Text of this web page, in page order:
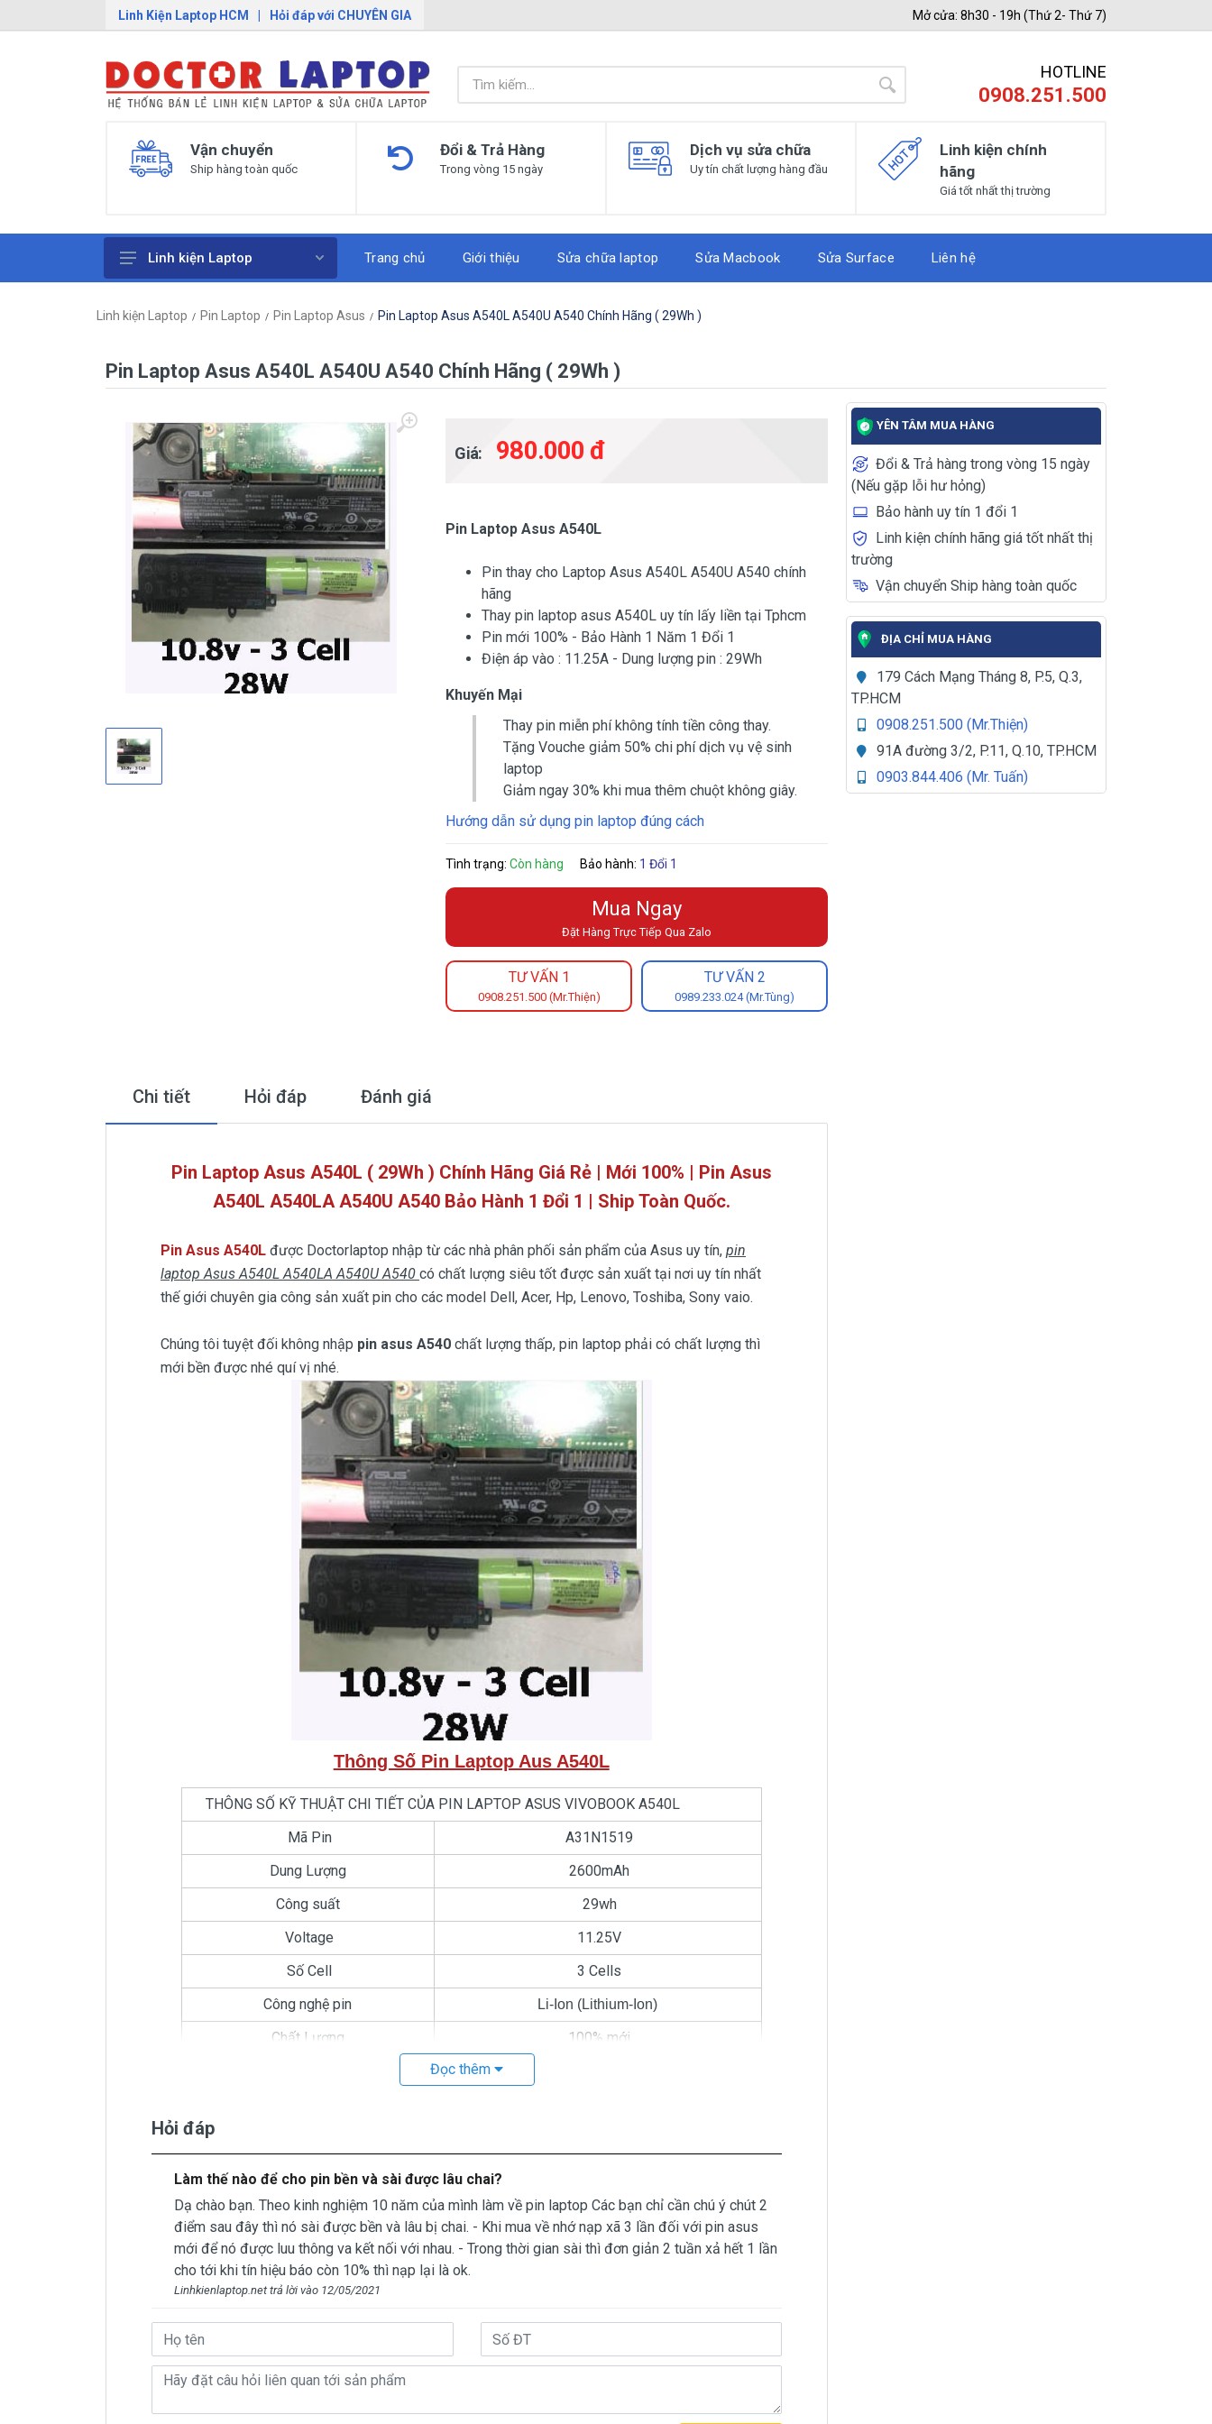
Linh Kiện Laptop HCM | Hỏi đáp với CHUYÊN GIA Mở cửa: 8h30 - 19h (Thứ 2- Thứ 7)
HOTLINE
0908.251.500
Vận chuyển
Ship hàng toàn quốc
Đổi & Trả Hàng
Trong vòng 15 ngày
Dịch vụ sửa chữa
Uy tín chất lượng hàng đầu
Linh kiện chính
hãng
Giá tốt nhất thị trường
Bàn Phím Laptop
Màn hình laptop
Ổ cứng SSD laptop
Ram Máy Tính
Dịch vụ thay pin Surface chính
hãng, uy tín tại tphcm
Thay sạc Surface Pro
Thay màn hình Surface Pro
Quạt Laptop
Linh kiện Laptop Trang chủ Giới thiệu Sửa chữa laptop Sửa Macbook Sửa Surface Liên hệ
Linh kiện Laptop Pin Laptop Pin Laptop Asus Pin Laptop Asus A540L A540U A540 Chính Hãng ( 29Wh )
Pin Laptop Asus A540L A540U A540 Chính Hãng ( 29Wh )
Giá: 980.000 đ
Pin Laptop Asus A540L
Pin thay cho Laptop Asus A540L A540U A540 chính
hãng
Thay pin laptop asus A540L uy tín lấy liền tại Tphcm
Pin mới 100% - Bảo Hành 1 Năm 1 Đổi 1
Điện áp vào : 11.25A - Dung lượng pin : 29Wh
Khuyến Mại
Thay pin miễn phí không tính tiền công thay.
Tặng Vouche giảm 50% chi phí dịch vụ vệ sinh
laptop
Giảm ngay 30% khi mua thêm chuột không giây.
Hướng dẫn sử dụng pin laptop đúng cách
Tình trạng:Còn hàng Bảo hành: 1 Đổi 1
Mua Ngay
Đặt Hàng Trực Tiếp Qua Zalo
TƯ VẤN 1
0908.251.500 (Mr.Thiện)
TƯ VẤN 2
0989.233.024 (Mr.Tùng)
YÊN TÂM MUA HÀNG
Đổi & Trả hàng trong vòng 15 ngày
(Nếu gặp lỗi hư hỏng)
Bảo hành uy tín 1 đổi 1
Linh kiện chính hãng giá tốt nhất thị
trường
Vận chuyển Ship hàng toàn quốc
ĐỊA CHỈ MUA HÀNG
179 Cách Mạng Tháng 8, P.5, Q.3,
TP.HCM
0908.251.500 (Mr.Thiện)
91A đường 3/2, P.11, Q.10, TP.HCM
0903.844.406 (Mr. Tuấn)
Chi tiết Hỏi đáp Đánh giá
Pin Laptop Asus A540L ( 29Wh ) Chính Hãng Giá Rẻ | Mới 100% | Pin Asus
A540L A540LA A540U A540 Bảo Hành 1 Đổi 1 | Ship Toàn Quốc.
Pin Asus A540L được Doctorlaptop nhập từ các nhà phân phối sản phẩm của Asus uy tín, pin
laptop Asus A540L A540LA A540U A540 có chất lượng siêu tốt được sản xuất tại nơi uy tín nhất
thế giới chuyên gia công sản xuất pin cho các model Dell, Acer, Hp, Lenovo, Toshiba, Sony vaio.
Chúng tôi tuyệt đối không nhập pin asus A540 chất lượng thấp, pin laptop phải có chất lượng thì
mới bền được nhé quí vị nhé.
Thông Số Pin Laptop Aus A540L
THÔNG SỐ KỸ THUẬT CHI TIẾT CỦA PIN LAPTOP ASUS VIVOBOOK A540L
Mã Pin
A31N1519
Dung Lượng
2600mAh
Công suất
29wh
Voltage
11.25V
Số Cell
3 Cells
Công nghệ pin
Li-Ion (Lithium-Ion)
Chất Lượng
100% mới
- Pin có vòng đời của nó thông thường sau 1000 lần nạp xả thì pin dell sẻ giảm tuổi thọ pin ==>
- Nguyên nhân do chúng ta sài không đúng cách dẫn đến pin bị hư… Không đúng cách là như thế
Sử Dung Như Thế Nào Mới Đúng ===> Click Here
Chú ý quan trọng : Không để pin ở nhiệt độ trên 65 độ (149F)
Mua Pin Asus A540L Chính Hãng Ở Đâu
Tai tphcm nếu pin Asus A540L của các bạn bị hư, các bạn có thể đến Doctorlaptop để mua rất
Đọc thêm
Hỏi đáp
Làm thế nào để cho pin bền và sài được lâu chai?
Dạ chào bạn. Theo kinh nghiệm 10 năm của mình làm về pin laptop Các bạn chỉ cần chú ý chút 2
điểm sau đây thì nó sài được bền và lâu bị chai. - Khi mua về nhớ nạp xã 3 lần đối với pin asus
mới để nó được luu thông va kết nối với nhau. - Trong thời gian sài thì đơn giản 2 tuần xả hết 1 lần
cho tới khi tín hiệu báo còn 10% thì nạp lại là ok.
Linhkienlaptop.net trả lời vào 12/05/2021